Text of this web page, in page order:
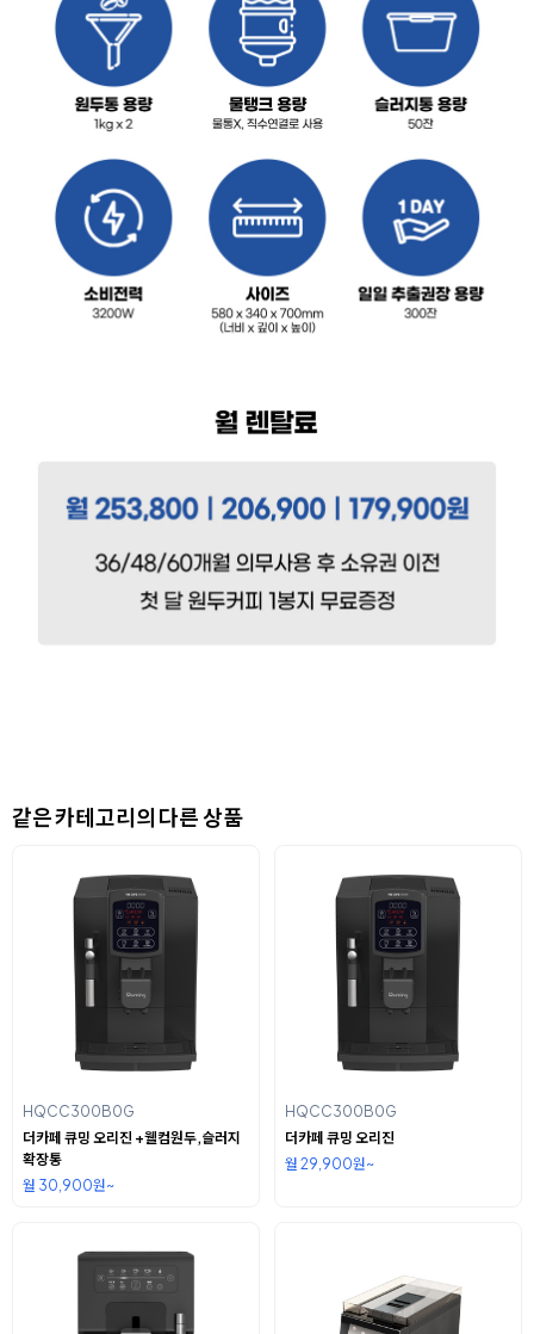
같은 카테고리의 다른 상품
HQCC300B0G
더카페 큐밍 오리진 +웰컴원두,슬러지
확장통
월 30,900원~
HQCC300B0G
더카페 큐밍 오리진
월 29,900원~